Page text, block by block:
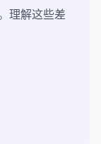
理解这些差